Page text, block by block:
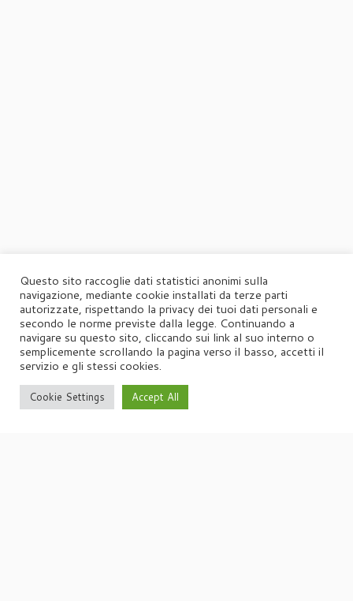
·© 2026Agorà·Powered by ·Designed con il
Questo sito raccoglie dati statistici anonimi sulla
navigazione, mediante cookie installati da terze parti
autorizzate, rispettando la privacy dei tuoi dati personali e
secondo le norme previste dalla legge. Continuando a
navigare su questo sito, cliccando sui link al suo interno o
semplicemente scrollando la pagina verso il basso, accetti il
servizio e gli stessi cookies.
Cookie Settings Accept All